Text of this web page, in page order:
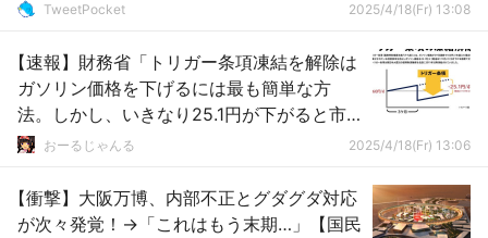
TweetPocket 2025/4/18(Fr) 13:08
【速報】財務省「トリガー条項凍結を解除は
ガソリン価格を下げるには最も簡単な方
法。しかし、いきなり25.1円が下がると市場
が大混乱する」
おーるじゃんる 2025/4/18(Fr) 13:06
【衝撃】大阪万博、内部不正とグダグダ対応
が次々発覚！→「これはもう末期…」【国民